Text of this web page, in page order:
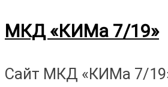
Перейти
содержимому
МКД «КИМа 7/19»
Сайт МКД «КИМа 7/